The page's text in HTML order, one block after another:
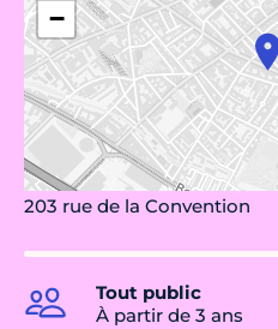
−
203 rue de la Convention
Tout public
À partir de 3 ans